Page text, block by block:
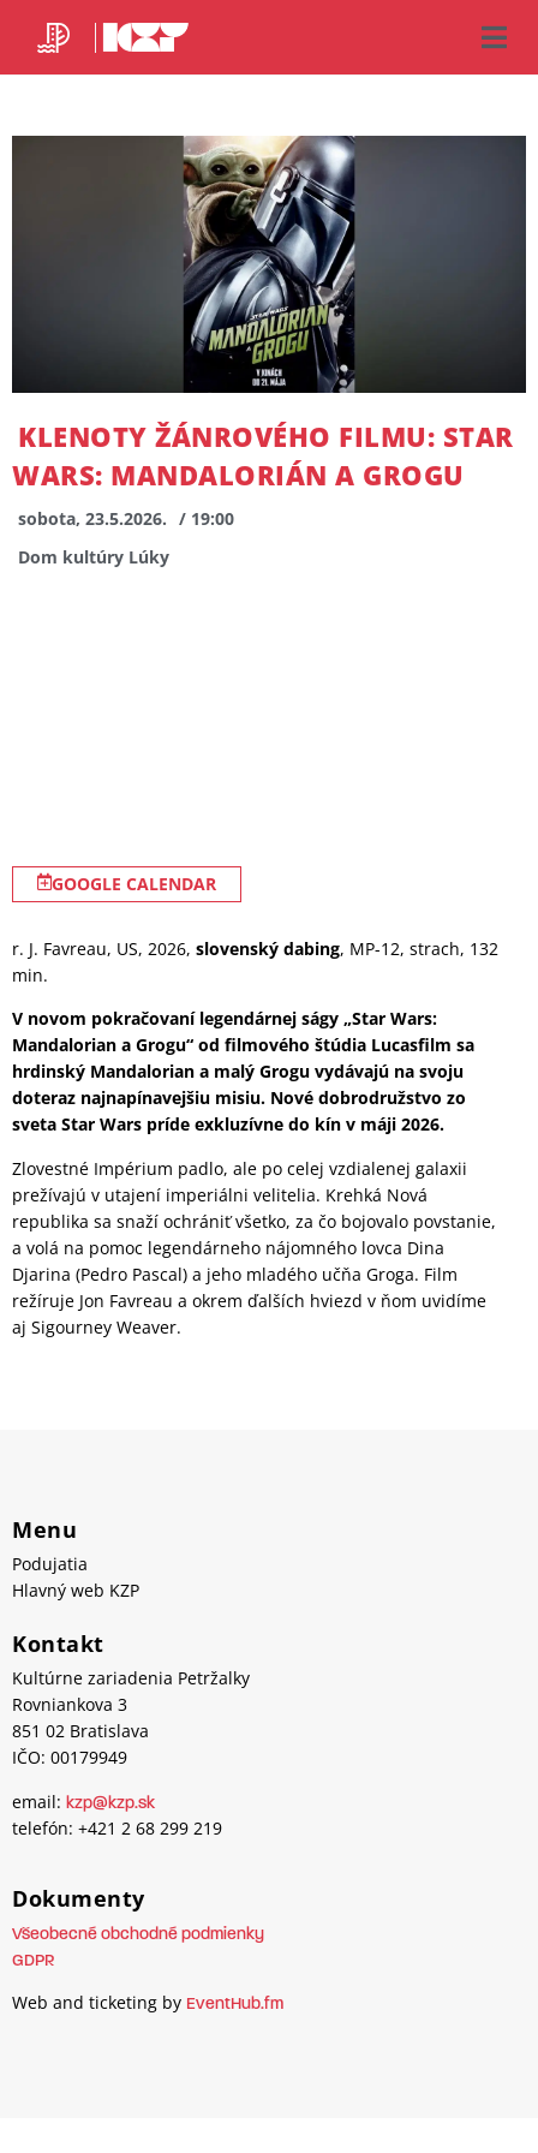
KLENOTY ŽÁNROVÉHO FILMU: STAR
WARS: MANDALORIÁN A GROGU
sobota, 23.5.2026. / 19:00
Dom kultúry Lúky
GOOGLE CALENDAR
r. J. Favreau, US, 2026, slovenský dabing, MP-12, strach, 132
min.
V novom pokračovaní legendárnej ságy „Star Wars:
Mandalorian a Grogu“ od filmového štúdia Lucasfilm sa
hrdinský Mandalorian a malý Grogu vydávajú na svoju
doteraz najnapínavejšiu misiu. Nové dobrodružstvo zo
sveta Star Wars príde exkluzívne do kín v máji 2026.
Zlovestné Impérium padlo, ale po celej vzdialenej galaxii
prežívajú v utajení imperiálni velitelia. Krehká Nová
republika sa snaží ochrániť všetko, za čo bojovalo povstanie,
a volá na pomoc legendárneho nájomného lovca Dina
Djarina (Pedro Pascal) a jeho mladého učňa Groga. Film
režíruje Jon Favreau a okrem ďalších hviezd v ňom uvidíme
aj Sigourney Weaver.
Menu
Podujatia
Hlavný web KZP
Kontakt
Kultúrne zariadenia Petržalky
Rovniankova 3
851 02 Bratislava
IČO: 00179949
email: kzp@kzp.sk
telefón: +421 2 68 299 219
Dokumenty
Všeobecné obchodné podmienky
GDPR
Web and ticketing by EventHub.fm